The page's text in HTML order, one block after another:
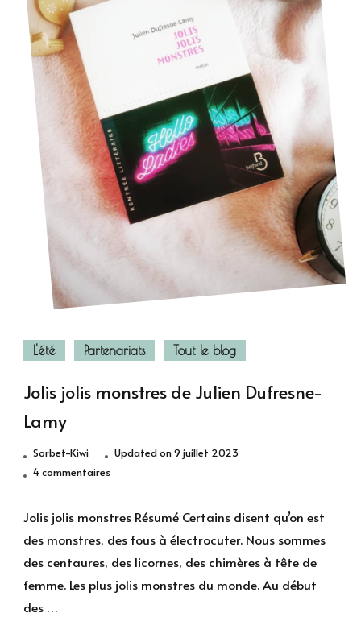
L'été Partenariats Tout le blog
Jolis jolis monstres de Julien Dufresne-
Lamy
Sorbet-Kiwi Updated on9 juillet 2023
4 commentairessur
de
Julien
Dufresne-
Jolis jolis monstres Résumé Certains disent qu’on est
des monstres, des fous à électrocuter. Nous sommes
des centaures, des licornes, des chimères à tête de
femme. Les plus jolis monstres du monde. Au début
des …